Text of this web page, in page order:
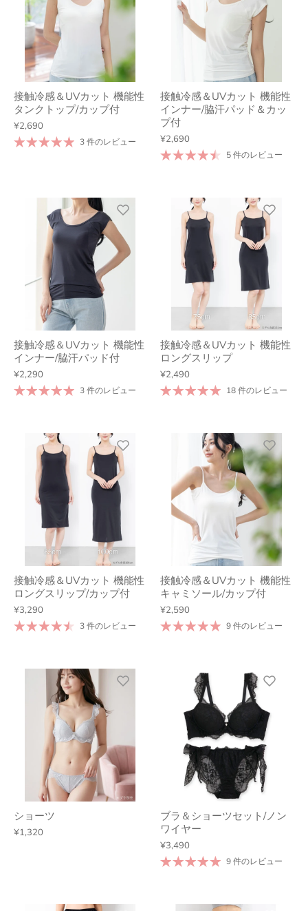
接触冷感＆UVカット 機能性
タンクトップ/カップ付
¥2,690
3 件のレビュー
接触冷感＆UVカット 機能性
インナー/脇汗パッド＆カッ
プ付
¥2,690
5 件のレビュー
接触冷感＆UVカット 機能性
インナー/脇汗パッド付
¥2,290
3 件のレビュー
接触冷感＆UVカット 機能性
ロングスリップ
¥2,490
18 件のレビュー
接触冷感＆UVカット 機能性
ロングスリップ/カップ付
¥3,290
3 件のレビュー
接触冷感＆UVカット 機能性
キャミソール/カップ付
¥2,590
9 件のレビュー
ショーツ
¥1,320
ブラ＆ショーツセット/ノン
ワイヤー
¥3,490
9 件のレビュー